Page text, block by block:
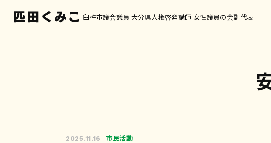
臼杵市議会議員 大分県人権啓発講師 女性議員の会副代表
2025.11.16 市民活動